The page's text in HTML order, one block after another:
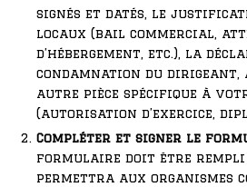
signés et datés, le
locaux (bail commercial,
d’hébergement, etc.), la
condamnation du dirigeant,
autre pièce spécifique à
(autorisation d’exercice,
Compléter et signer le
formulaire doit être rempli
permettra aux organismes